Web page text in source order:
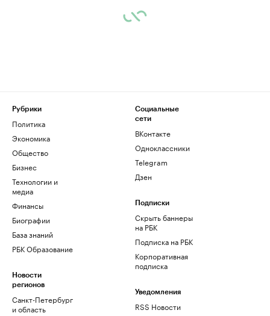
Рубрики
Политика
Экономика
Общество
Бизнес
Технологии и
медиа
Финансы
Биографии
База знаний
РБК Образование
Новости
регионов
Санкт-Петербург
и область
Социальные
сети
ВКонтакте
Одноклассники
Telegram
Дзен
Подписки
Скрыть баннеры
на РБК
Подписка на РБК
Корпоративная
подписка
Уведомления
RSS Новости